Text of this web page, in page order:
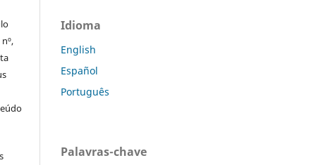
Idioma
English
Español
Português
Palavras-chave